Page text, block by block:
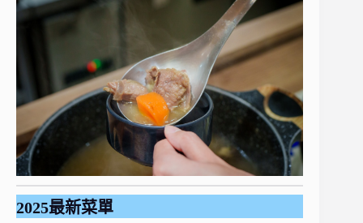
2025最新菜單